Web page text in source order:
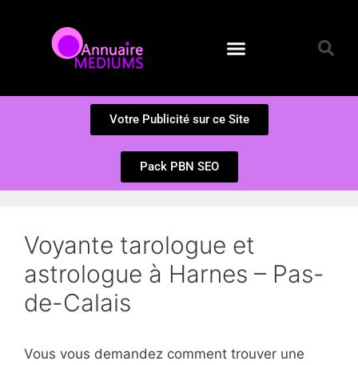
Votre Publicité sur ce Site
Pack PBN SEO
Voyante tarologue et
astrologue à Harnes – Pas-
de-Calais
Vous vous demandez comment trouver une